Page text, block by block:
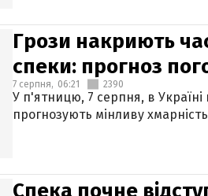
Грози накриють
спеки: прогноз
7 серпня, 06:21 2390
У п'ятницю, 7 серпня, в
прогнозують мінливу
Спека почне